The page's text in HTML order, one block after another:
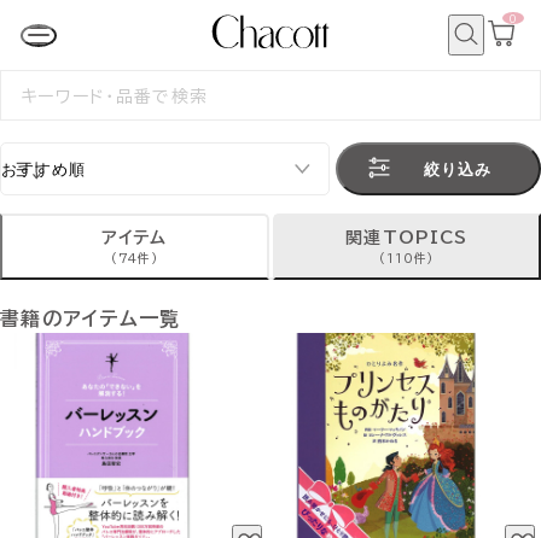
カ
0
検
絞り込み
アイテム
(74件)
関連TOPICS
(110件)
書籍のアイテム一覧